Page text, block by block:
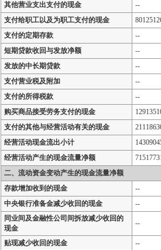
其他营业支出支付的现金
--
支付给职工以及为职工支付的现金
支付的定期存款
--
短期贷款收回与发放净额
--
发放的中长期贷款
--
支付营业税及附加
--
支付的所得税款
--
购买商品接受劳务支付的现金
支付的其他与经营活动有关的现金
经营活动现金流出小计
经营活动产生的现金流量净额
二、流动资金变动产生的现金流量净额
存款增加收到的现金
--
中央银行准备金减少收回的现金
--
同业间及金融性公司间拆放减少收回的
现金
--
贴现减少收回的现金
--